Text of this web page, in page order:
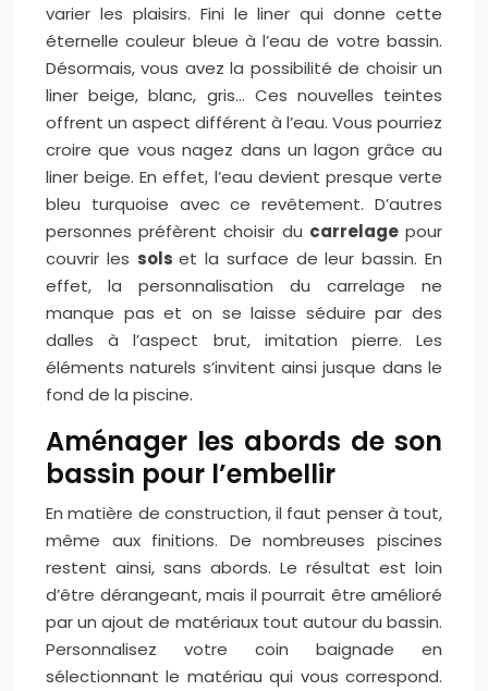
varier les plaisirs. Fini le liner qui donne cette
éternelle couleur bleue à l’eau de votre bassin.
Désormais, vous avez la possibilité de choisir un
liner beige, blanc, gris… Ces nouvelles teintes
offrent un aspect différent à l’eau. Vous pourriez
croire que vous nagez dans un lagon grâce au
liner beige. En effet, l’eau devient presque verte
bleu turquoise avec ce revêtement. D’autres
personnes préfèrent choisir du carrelagepour
couvrir les solset la surface de leur bassin. En
effet, la personnalisation du carrelage ne
manque pas et on se laisse séduire par des
dalles à l’aspect brut, imitation pierre. Les
éléments naturels s’invitent ainsi jusque dans le
fond de la piscine.
Aménager les abords de son
bassin pour l’embellir
En matière de construction, il faut penser à tout,
même aux finitions. De nombreuses piscines
restent ainsi, sans abords. Le résultat est loin
d’être dérangeant, mais il pourrait être amélioré
par un ajout de matériaux tout autour du bassin.
Personnalisez votre coin baignade en
sélectionnant le matériau qui vous correspond.